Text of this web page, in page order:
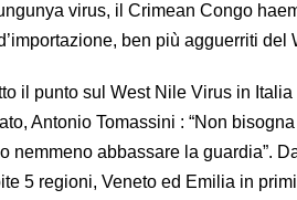
virus, il Crimean Congo
ben più agguerriti del
il punto sul West Nile Virus in
Antonio Tomassini : “Non
nemmeno abbassare la guardia”.
5 regioni, Veneto ed Emilia in